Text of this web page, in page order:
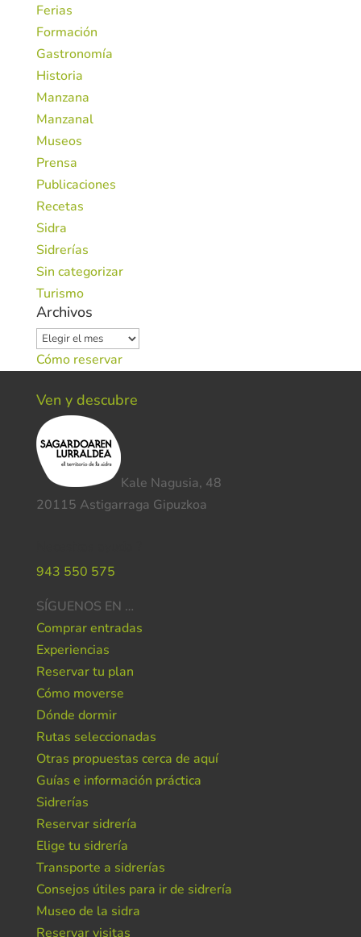
Ferias
Formación
Gastronomía
Historia
Manzana
Manzanal
Museos
Prensa
Publicaciones
Recetas
Sidra
Sidrerías
Sin categorizar
Turismo
Archivos
Archivos
Cómo reservar
Ven y descubre
Kale Nagusia, 48
20115 Astigarraga Gipuzkoa
943 550 575
SÍGUENOS EN …
Comprar entradas
Experiencias
Reservar tu plan
Cómo moverse
Dónde dormir
Rutas seleccionadas
Otras propuestas cerca de aquí
Guías e información práctica
Sidrerías
Reservar sidrería
Elige tu sidrería
Transporte a sidrerías
Consejos útiles para ir de sidrería
Museo de la sidra
Reservar visitas